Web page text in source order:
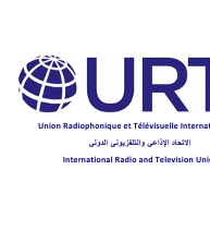
contenu
principal